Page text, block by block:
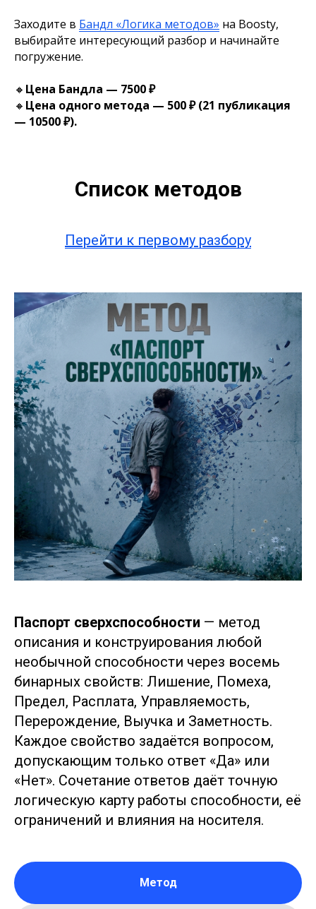
Заходите в Бандл «Логика методов» на Boosty,
выбирайте интересующий разбор и начинайте
погружение.
🔸 Цена Бандла — 7500 ₽
🔸 Цена одного метода — 500 ₽ (21 публикация
— 10500 ₽).
Список методов
Перейти к первому разбору
Паспорт сверхспособности — метод
описания и конструирования любой
необычной способности через восемь
бинарных свойств: Лишение, Помеха,
Предел, Расплата, Управляемость,
Перерождение, Выучка и Заметность.
Каждое свойство задаётся вопросом,
допускающим только ответ «Да» или
«Нет». Сочетание ответов даёт точную
логическую карту работы способности, её
ограничений и влияния на носителя.
Метод